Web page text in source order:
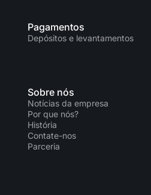
Pagamentos
Depósitos e levantamentos
Sobre nós
Notícias da empresa
Por que nós?
História
Contate-nos
Parceria